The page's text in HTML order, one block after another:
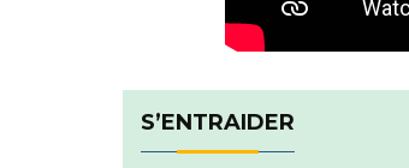
S’ENTRAIDER